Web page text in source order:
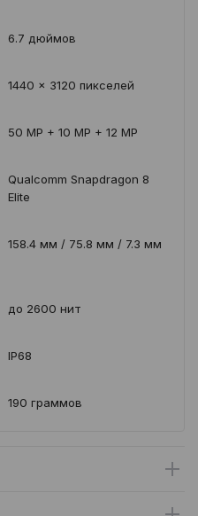
6.7 дюймов
1440 x 3120 пикселей
50 MP + 10 MP + 12 MP
Qualcomm Snapdragon 8
Elite
158.4 мм / 75.8 мм / 7.3 мм
до 2600 нит
IP68
190 граммов